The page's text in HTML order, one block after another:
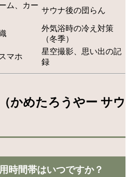
ム、カー
サウナ後の団らん
外気浴時の冷え対策
（冬季）
マホ
星空撮影、思い出の記
録
かめたろうやー サウ
時間帯はいつですか？